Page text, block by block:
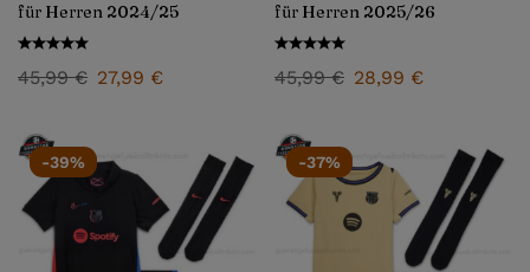
für Herren 2024/25
45,99€ 27,99 €
für Herren 2025/26
45,99€ 28,99 €
-39% -37%